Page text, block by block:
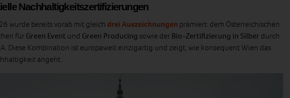
Nachhaltigkeitszertifizierungen
wurde bereits vorab mit gleich drei Auszeichnungen prämiert: dem Österreichischen
fürGreen Event und Green Producing sowie derBio‑Zertifizierung in Silber durch
Diese Kombination ist europaweit einzigartig und zeigt, wie konsequent Wien das
angeht.